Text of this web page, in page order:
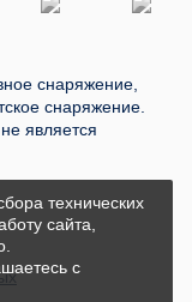
снаряжение,
снаряжение.
является
технических
сайта,
с